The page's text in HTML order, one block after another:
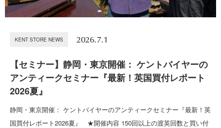
KENT STORE NEWS 2026.7.1
【セミナー】静岡・東京開催： ケントバイヤーの
アンティークセミナー『最新！英国買付レポート
2026夏』
静岡・東京開催： ケントバイヤーのアンティークセミナー『最新！英
国買付レポート2026夏』 ★開催内容 150回以上の渡英回数と買い付